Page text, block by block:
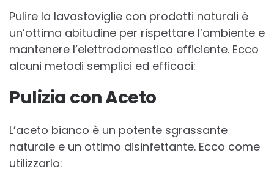
Pulire la lavastoviglie con prodotti naturali è
un’ottima abitudine per rispettare l’ambiente e
mantenere l’elettrodomestico efficiente. Ecco
alcuni metodi semplici ed efficaci:
Pulizia con Aceto
L’aceto bianco è un potente sgrassante
naturale e un ottimo disinfettante. Ecco come
utilizzarlo: